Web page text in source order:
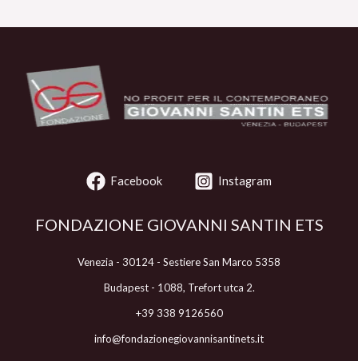
Facebook Instagram
FONDAZIONE GIOVANNI SANTIN ETS
Venezia - 30124 - Sestiere San Marco 5358
Budapest - 1088, Trefort utca 2.
+39 338 9126560
info@fondazionegiovannisantinets.it